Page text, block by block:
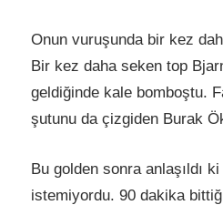
Onun vuruşunda bir kez
Bir kez daha seken top
geldiğinde kale bomboştu.
şutunu da çizgiden Burak
Bu golden sonra anlaşıldı
istemiyordu. 90 dakika